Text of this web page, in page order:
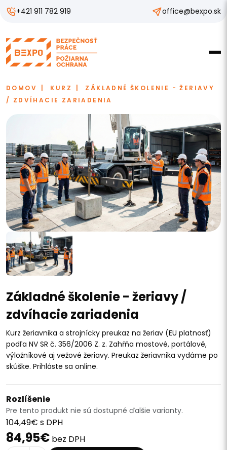
+421 911 782 919 office@bexpo.sk
DOMOV KURZ
ZÁKLADNÉ ŠKOLENIE - ŽERIAVY
/ ZDVÍHACIE ZARIADENIA
Základné školenie - žeriavy /
zdvíhacie zariadenia
Kurz žeriavnika a strojnícky preukaz na žeriav (EU platnosť)
podľa NV SR č. 356/2006 Z. z. Zahŕňa mostové, portálové,
výložníkové aj vežové žeriavy. Preukaz žeriavnika vydáme po
skúške. Prihláste sa online.
Rozlíšenie
Pre tento produkt nie sú dostupné ďalšie varianty.
104,49€ s DPH
84,95€ bez DPH